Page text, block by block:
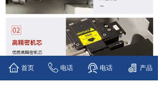
首页 电话 电话 产品